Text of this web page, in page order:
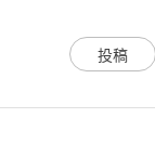
,Web3,
投稿